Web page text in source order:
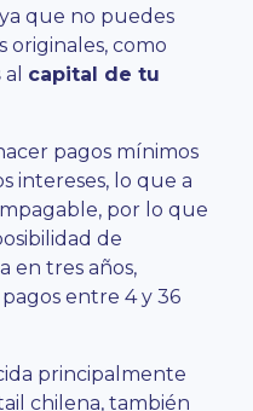
que no puedes
originales, como
al capital de tu
pagos mínimos
intereses, lo que a
por lo que
de
en tres años,
entre 4 y 36
principalmente
chilena, también